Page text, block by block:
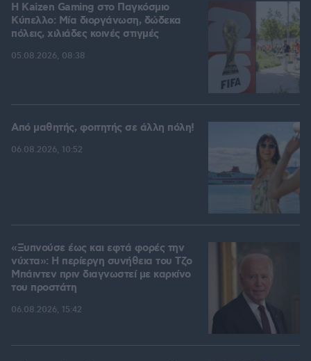
H Kaizen Gaming στο Παγκόσμιο
Kύπελλο: Μία διοργάνωση, δώδεκα
πόλεις, χιλιάδες κοινές στιγμές
05.08.2026, 08:38
Από μαθητής, φοιτητής σε άλλη πόλη!
06.08.2026, 10:52
«Ξυπνούσε έως και εφτά φορές την
νύχτα»: Η περίεργη συνήθεια του Τζο
Μπάιντεν πριν διαγνωστεί με καρκίνο
του προστάτη
06.08.2026, 15:42